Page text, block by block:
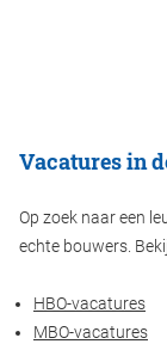
Vacatures in
Op zoek naar een
echte bouwers.
HBO-vacatures
MBO-vacatures